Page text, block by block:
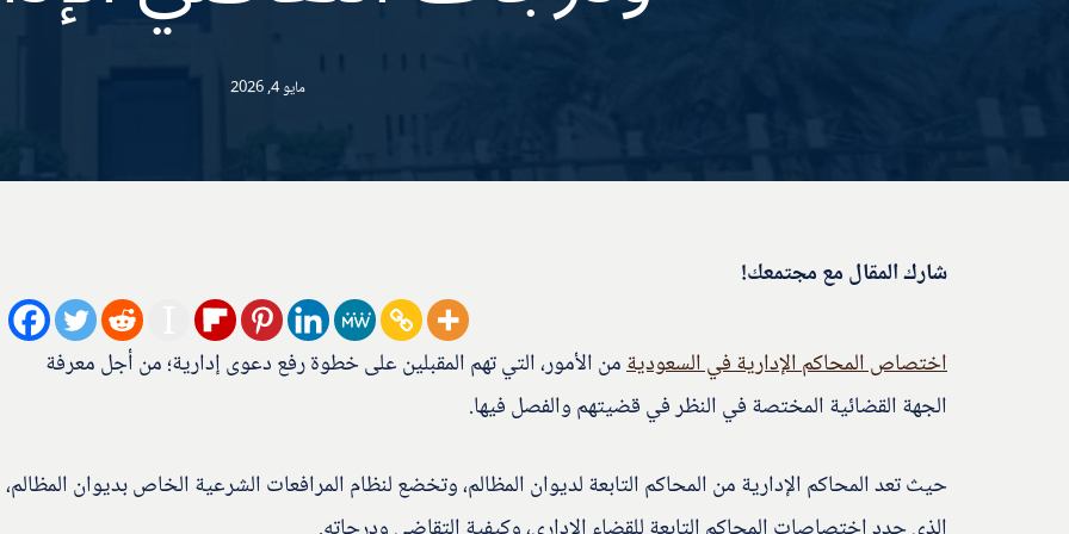
مايو 4, 2026
شارك المقال مع مجتمعك!
اختصاص المحاكم الإدارية في السعوديةمن الأمور، التي تهم المقبلين على خطوة رفع دعوى إدارية؛ من أجل معرفة
الجهة القضائية المختصة في النظر في قضيتهم والفصل فيها.
حيث تعد المحاكم الإدارية من المحاكم التابعة لديوان المظالم، وتخضع لنظام المرافعات الشرعية الخاص بديوان المظالم،